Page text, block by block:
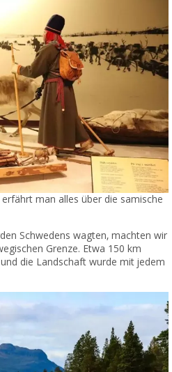
man alles über die samische
Schwedens wagten, machten wir
Grenze. Etwa 150 km
die Landschaft wurde mit jedem